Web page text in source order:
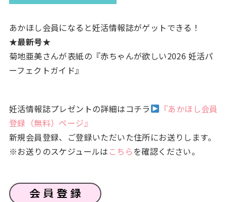
あかほし会員になると妊活情報誌がゲットできる！
★最新号★
菊地亜美さんが表紙の『赤ちゃんが欲しい2026 妊活パ
ーフェクトガイド』
妊活情報誌プレゼントの詳細はコチラ
『あかほし会員
登録（無料）ページ』
新規会員登録、ご登録いただいた住所にお送りします。
※お送りのスケジュールは こちらを確認ください。